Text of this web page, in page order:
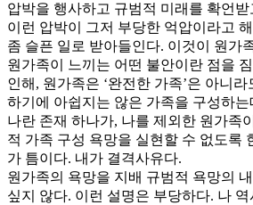
압박을 행사하고 규범적 미래를 확언
이런 압박이 그저 부당한 억압이라고
좀 슬픈 일로 받아들인다. 이것이 원가
원가족이 느끼는 어떤 불안이란 점을
인해, 원가족은 ‘완전한 가족’은 아니라
하기에 아쉽지는 않은 가족을 구성하
나란 존재 하나가, 나를 제외한 원가족
적 가족 구성 욕망을 실현할 수 없도록
가 틈이다. 내가 결격사유다.
원가족의 욕망을 지배 규범적 욕망의
싶지 않다. 이런 설명은 부당하다. 나 역